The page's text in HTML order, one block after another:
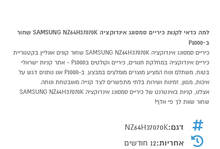
למה כדאי לקנות כיריים סמסונג אינדוקציה SAMSUNG NZ64H37070K שחור
ב-P1000
כיריים סמסונג אינדוקציה SAMSUNG NZ64H37070K שחור קונים אונליין בקטגוריית
כיריים אינדוקציה במחלקת תנורים, כיריים וקולטים בP1000 - אתר קניות ישראלי
בטוח, משתלם ונוח המציע מוצרים מומלצים במבצע. ב-P1000 אנו נותנים דגש על
איכות, מגוון, זמינות ושירות בלתי מתפשרים לצד קנייה מאובטחת ונוחה.
אצלנו, קניות באינטרנט של כיריים סמסונג אינדוקציה SAMSUNG NZ64H37070K
שחור שוות לך פי אלף!
דגם:NZ64H37070K
אחריות:12 חודשים